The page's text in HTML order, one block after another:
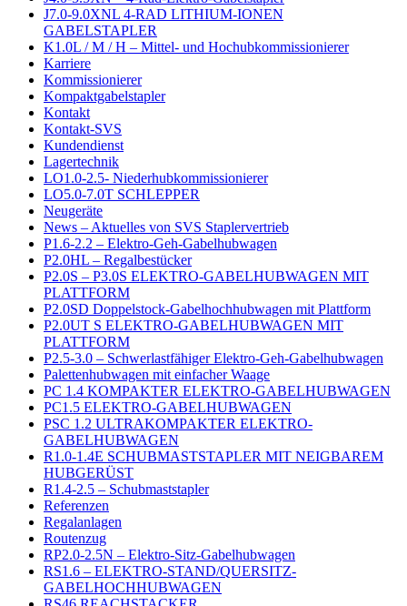
J7.0-9.0XNL 4-RAD LITHIUM-IONEN
GABELSTAPLER
K1.0L / M / H – Mittel- und Hochubkommissionierer
Karriere
Kommissionierer
Kompaktgabelstapler
Kontakt
Kontakt-SVS
Kundendienst
Lagertechnik
LO1.0-2.5- Niederhubkommissionierer
LO5.0-7.0T SCHLEPPER
Neugeräte
News – Aktuelles von SVS Staplervertrieb
P1.6-2.2 – Elektro-Geh-Gabelhubwagen
P2.0HL – Regalbestücker
P2.0S – P3.0S ELEKTRO-GABELHUBWAGEN MIT
PLATTFORM
P2.0SD Doppelstock-Gabelhochhubwagen mit Plattform
P2.0UT S ELEKTRO-GABELHUBWAGEN MIT
PLATTFORM
P2.5-3.0 – Schwerlastfähiger Elektro-Geh-Gabelhubwagen
Palettenhubwagen mit einfacher Waage
PC 1.4 KOMPAKTER ELEKTRO-GABELHUBWAGEN
PC1.5 ELEKTRO-GABELHUBWAGEN
PSC 1.2 ULTRAKOMPAKTER ELEKTRO-
GABELHUBWAGEN
R1.0-1.4E SCHUBMASTSTAPLER MIT NEIGBAREM
HUBGERÜST
R1.4-2.5 – Schubmaststapler
Referenzen
Regalanlagen
Routenzug
RP2.0-2.5N – Elektro-Sitz-Gabelhubwagen
RS1.6 – ELEKTRO-STAND/QUERSITZ-
GABELHOCHHUBWAGEN